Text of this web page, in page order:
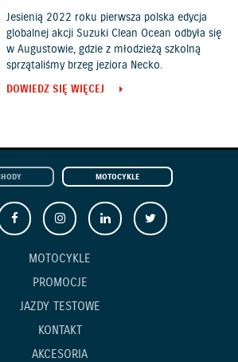
Jesienią 2022 roku pierwsza polska edycja
globalnej akcji Suzuki Clean Ocean odbyła się
w Augustowie, gdzie z młodzieżą szkolną
sprzątaliśmy brzeg jeziora Necko.
DOWIEDZ SIĘ WIĘCEJ
MOTOCYKLE
MOTOCYKLE
PROMOCJE
JAZDY TESTOWE
KONTAKT
AKCESORIA